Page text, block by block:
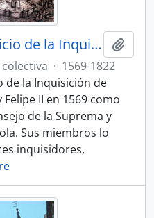
Tribunal del Santo Oficio de la Inquisición de Lima
· 1569-1822
de la Inquisición de
II en 1569 como
de la Suprema y
Sus miembros lo
inquisidores,